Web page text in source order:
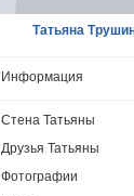
Татьяна
Информация
Стена Татьяны
Друзья Татьяны
Фотографии